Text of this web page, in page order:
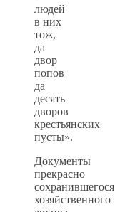
людей
в них
тож,
да
двор
попов
да
десять
дворов
крестьянских
пусты».
Документы
прекрасно
сохранившегося
хозяйственного